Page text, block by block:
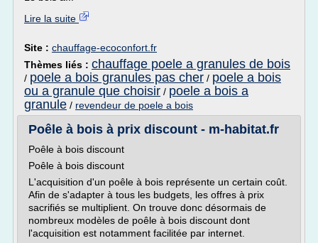
Lire la suite
Site : chauffage-ecoconfort.fr
Thèmes liés : chauffage poele a granules de bois
/ poele a bois granules pas cher / poele a bois
ou a granule que choisir / poele a bois a
granule / revendeur de poele a bois
Poêle à bois à prix discount - m-habitat.fr
Poêle à bois discount
Poêle à bois discount
L'acquisition d'un poêle à bois représente un certain coût.
Afin de s'adapter à tous les budgets, les offres à prix
sacrifiés se multiplient. On trouve donc désormais de
nombreux modèles de poêle à bois discount dont
l'acquisition est notamment facilitée par internet.